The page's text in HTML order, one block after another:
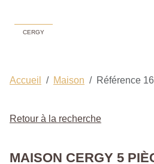
CERGY
Accueil Maison Référence
Retour à la recherche
MAISON CERGY 5